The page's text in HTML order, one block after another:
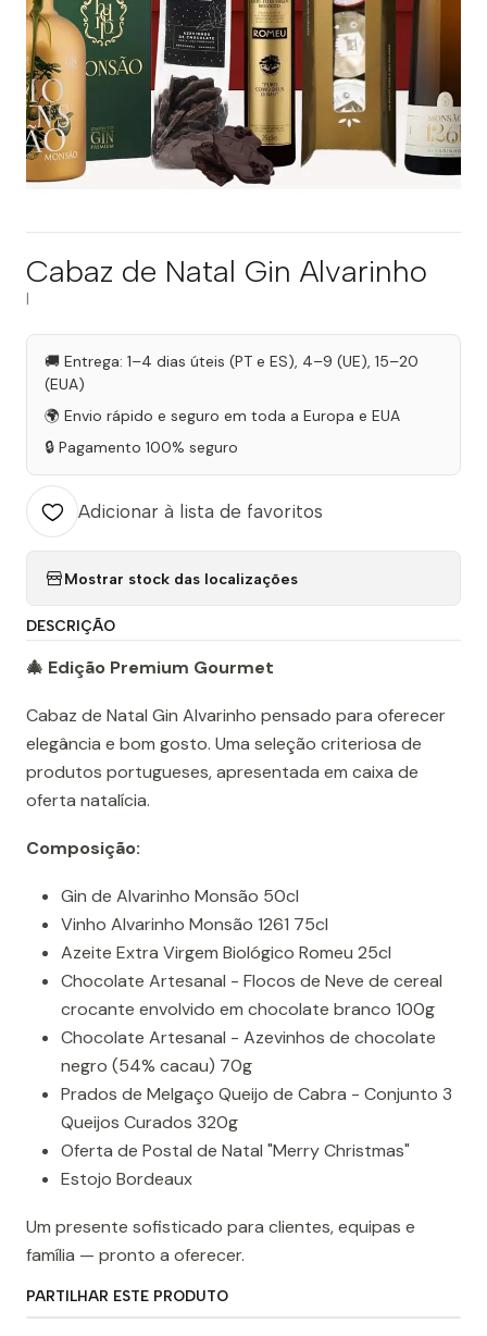
Cabaz de Natal Gin Alvarinho
🚚 Entrega: 1–4 dias úteis (PT e ES), 4–9 (UE), 15–20
(EUA)
🌍 Envio rápido e seguro em toda a Europa e EUA
🔒 Pagamento 100% seguro
Adicionar à lista de favoritos
Mostrar stock das localizações
DESCRIÇÃO
🎄 Edição Premium Gourmet
Cabaz de Natal Gin Alvarinho pensado para oferecer
elegância e bom gosto. Uma seleção criteriosa de
produtos portugueses, apresentada em caixa de
oferta natalícia.
Composição:
Gin de Alvarinho Monsão 50cl
Vinho Alvarinho Monsão 1261 75cl
Azeite Extra Virgem Biológico Romeu 25cl
Chocolate Artesanal - Flocos de Neve de cereal
crocante envolvido em chocolate branco 100g
Chocolate Artesanal - Azevinhos de chocolate
negro (54% cacau) 70g
Prados de Melgaço Queijo de Cabra - Conjunto 3
Queijos Curados 320g
Oferta de Postal de Natal "Merry Christmas"
Estojo Bordeaux
Um presente sofisticado para clientes, equipas e
família — pronto a oferecer.
PARTILHAR ESTE PRODUTO